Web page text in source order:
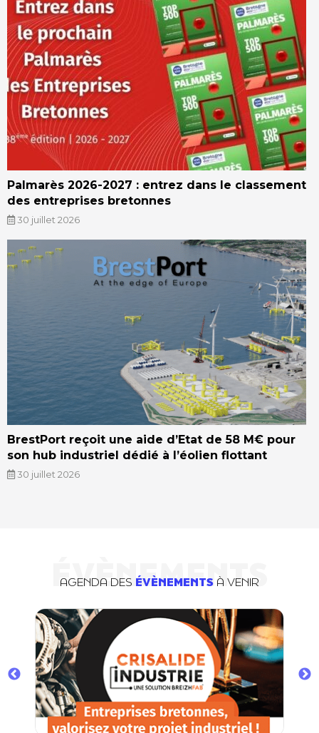
Palmarès 2026-2027 : entrez dans le classement
des entreprises bretonnes
30 juillet 2026
BrestPort reçoit une aide d’Etat de 58 M€ pour
son hub industriel dédié à l’éolien flottant
30 juillet 2026
ÉVÈNEMENTS
AGENDA DES ÉVÈNEMENTS À VENIR